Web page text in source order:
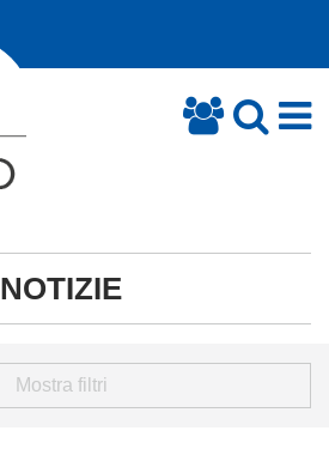
NOTIZIE
Mostra filtri